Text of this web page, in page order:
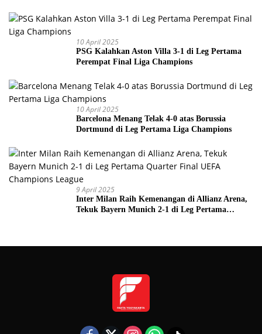
10 April 2025
PSG Kalahkan Aston Villa 3-1 di Leg Pertama
Perempat Final Liga Champions
10 April 2025
Barcelona Menang Telak 4-0 atas Borussia
Dortmund di Leg Pertama Liga Champions
9 April 2025
Inter Milan Raih Kemenangan di Allianz Arena,
Tekuk Bayern Munich 2-1 di Leg Pertama